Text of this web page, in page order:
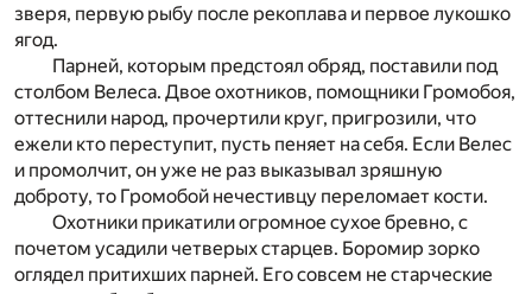
зверя, первую рыбу после рекоплава и первое лукошко
ягод.
Парней, которым предстоял обряд, поставили под
столбом Велеса. Двое охотников, помощники Громобоя,
оттеснили народ, прочертили круг, пригрозили, что
ежели кто переступит, пусть пеняет на себя. Если Велес
и промолчит, он уже не раз выказывал зряшную
доброту, то Громобой нечестивцу переломает кости.
Охотники прикатили огромное сухое бревно, с
почетом усадили четверых старцев. Боромир зорко
оглядел притихших парней. Его совсем не старческие